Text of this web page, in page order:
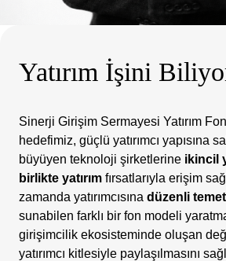
Yatırım İşini
Sinerji Girişim Sermayesi Yatırım
hedefimiz, güçlü yatırımcı yapısına
büyüyen teknoloji şirketlerine ikincil
birlikte yatırım fırsatlarıyla erişim
zamanda yatırımcısına düzenli
sunabilen farklı bir fon modeli
girişimcilik ekosisteminde oluşan
yatırımcı kitlesiyle paylaşılmasını